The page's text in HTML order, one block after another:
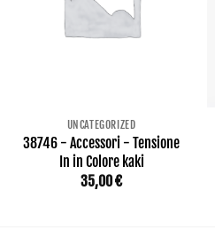
UNCATEGORIZED
38746 - Accessori - Tensione
In in Colore kaki
35,00€